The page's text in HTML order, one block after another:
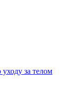
за телом